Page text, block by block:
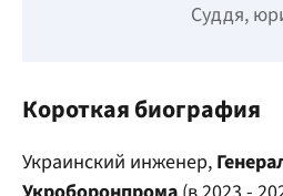
Суддя,
Короткая биография
Украинский инженер,